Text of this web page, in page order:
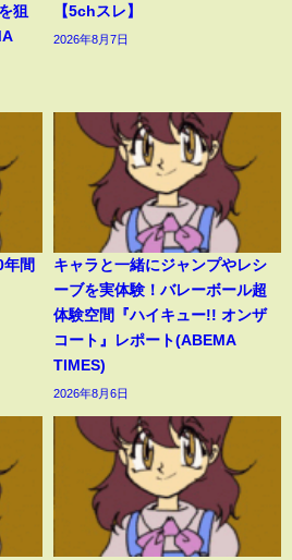
狙
【5chスレ】
2026年8月7日
間
キャラと一緒にジャンプやレシ
ーブを実体験！バレーボール超
体験空間『ハイキュー!! オンザ
コート』レポート(ABEMA
TIMES)
2026年8月6日